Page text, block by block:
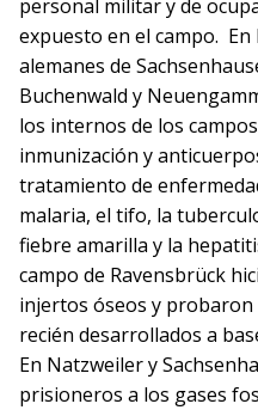
personal militar y de
expuesto en el campo.
alemanes de
Buchenwald y
los internos de los
inmunización y
tratamiento de
malaria, el tifo, la
fiebre amarilla y la
campo de Ravensbrück
injertos óseos y probaron
recién desarrollados a
En Natzweiler y
prisioneros a los gases